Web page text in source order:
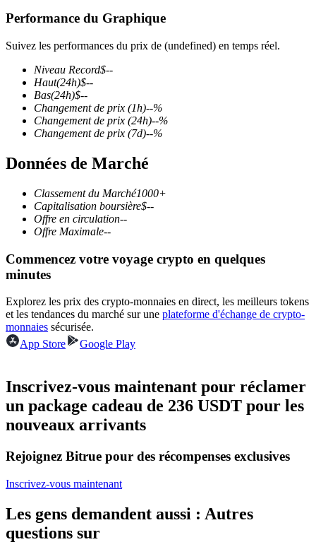
Futures COIN-M
Contrats à terme sur crypto-monnaie
premières
Futures USDC
Rejoignez les meilleurs traders
Performance du Graphique
Suivez les performances du prix de (undefined) en temps réel.
Niveau Record$--
Haut(24h)$--
Bas(24h)$--
Changement de prix (1h)--%
Changement de prix (24h)--%
Changement de prix (7d)--%
Données de Marché
Classement du Marché1000+
Capitalisation boursière$--
Offre en circulation--
Offre Maximale--
Commencez votre voyage crypto en quelques
minutes
Explorez les prix des crypto-monnaies en direct, les meilleurs tokens
et les tendances du marché sur une plateforme d'échange de crypto-
monnaies sécurisée.
App Store
Google Play
Inscrivez-vous maintenant pour réclamer
un package cadeau de 236 USDT pour les
nouveaux arrivants
Rejoignez Bitrue pour des récompenses exclusives
Inscrivez-vous maintenant
Les gens demandent aussi : Autres
questions sur